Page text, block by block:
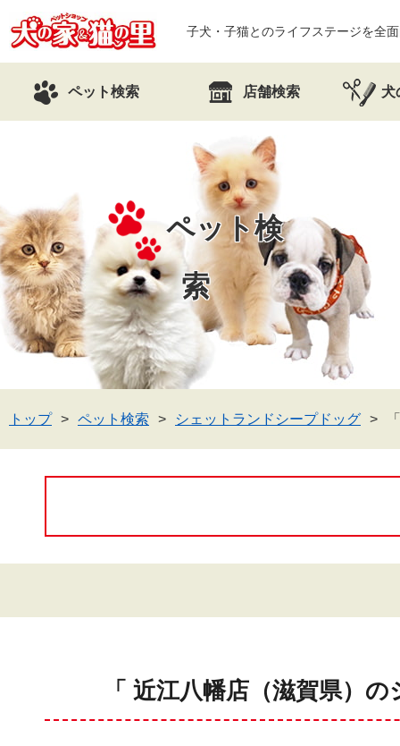
子犬・子猫とのライフステージを全
ペット検索 店舗検索 犬
ペット検
索
トップ ペット検索 シェットランドシープドッグ
「 近江八幡店（滋賀県）